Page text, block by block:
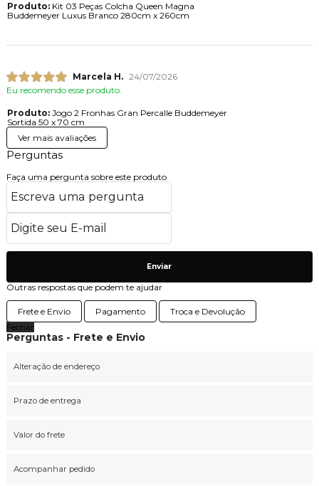
Produto:Kit 03 Peças Colcha Queen Magna
Buddemeyer Luxus Branco 280cm x 260cm
Marcela H. 24/07/2026
Eu recomendo esse produto.
Produto:Jogo 2 Fronhas Gran Percalle Buddemeyer
Sortida 50 x 70 cm
Ver mais avaliações
Perguntas
Faça uma pergunta sobre este produto
Enviar
Outras respostas que podem te ajudar
Frete e Envio Pagamento
Troca e Devolução
Fechar
Perguntas - Frete e Envio
Alteração de endereço
Prazo de entrega
Valor do frete
Acompanhar pedido